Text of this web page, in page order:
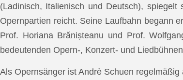
(Ladinisch, Italienisch und Deutsch),
Opernpartien reicht. Seine Laufbahn begann
Prof. Horiana Brănișteanu und Prof.
bedeutenden Opern-, Konzert- und
Als Opernsänger ist Andrè Schuen